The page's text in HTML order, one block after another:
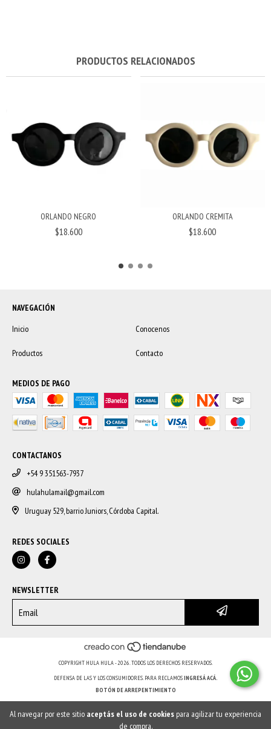
Al navegar por este sitio aceptás el uso de cookies para agilizar tu experiencia
de compra.
PRODUCTOS RELACIONADOS
ORLANDO NEGRO
$18.600
ORLANDO CREMITA
$18.600
NAVEGACIÓN
Inicio
Conocenos
Productos Contacto
MEDIOS DE PAGO
CONTACTANOS
+54 9 351563-7937
hulahulamail@gmail.com
Uruguay 529, barrio Juniors, Córdoba Capital.
REDES SOCIALES
NEWSLETTER
COPYRIGHT HULA HULA - 2026. TODOS LOS DERECHOS RESERVADOS.
DEFENSA DE LAS Y LOS CONSUMIDORES. PARA RECLAMOSINGRESÁ ACÁ.
BOTÓN DE ARREPENTIMIENTO